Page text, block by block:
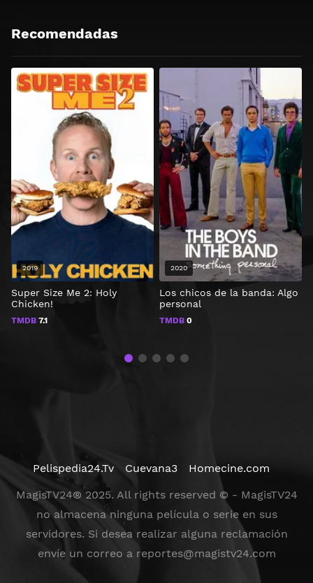
Recomendadas
Super Size Me 2: Holy
Chicken!
TMDB 7.1
2019
Los chicos de la banda: Algo
personal
TMDB 0
2020
Pelispedia24.Tv Cuevana3
Homecine.com
MagisTV24® 2025. All rights reserved © - MagisTV24
no almacena ninguna película o serie en sus
servidores. Si desea realizar alguna reclamación
envíe un correo a reportes@magistv24.com